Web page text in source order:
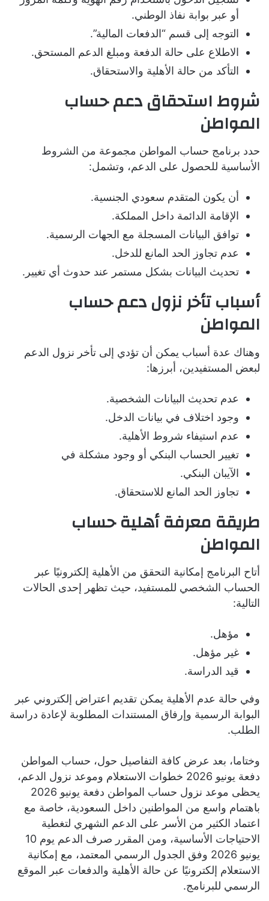
أو عبر بوابة نفاذ الوطني.
التوجه إلى قسم “الدفعات المالية”.
الاطلاع على حالة الدفعة ومبلغ الدعم المستحق.
التأكد من حالة الأهلية والاستحقاق.
شروط استحقاق دعم حساب
المواطن
حدد برنامج حساب المواطن مجموعة من الشروط
الأساسية للحصول على الدعم، وتشمل:
أن يكون المتقدم سعودي الجنسية.
الإقامة الدائمة داخل المملكة.
توافق البيانات المسجلة مع الجهات الرسمية.
عدم تجاوز الحد المانع للدخل.
تحديث البيانات بشكل مستمر عند حدوث أي تغيير.
أسباب تأخر نزول دعم حساب
المواطن
وهناك عدة أسباب يمكن أن تؤدي إلى تأخر نزول الدعم
لبعض المستفيدين، أبرزها:
عدم تحديث البيانات الشخصية.
وجود اختلاف في بيانات الدخل.
عدم استيفاء شروط الأهلية.
تغيير الحساب البنكي أو وجود مشكلة في
الآيبان البنكي.
تجاوز الحد المانع للاستحقاق.
طريقة معرفة أهلية حساب
المواطن
أتاح البرنامج إمكانية التحقق من الأهلية إلكترونيًا عبر
الحساب الشخصي للمستفيد، حيث تظهر إحدى الحالات
التالية:
مؤهل.
غير مؤهل.
قيد الدراسة.
وفي حالة عدم الأهلية يمكن تقديم اعتراض إلكتروني عبر
البوابة الرسمية وإرفاق المستندات المطلوبة لإعادة دراسة
الطلب.
وختاما، بعد عرض كافة التفاصيل حول، حساب المواطن
دفعة يونيو 2026 خطوات الاستعلام وموعد نزول الدعم،
يحظى موعد نزول حساب المواطن دفعة يونيو 2026
باهتمام واسع من المواطنين داخل السعودية، خاصة مع
اعتماد الكثير من الأسر على الدعم الشهري لتغطية
الاحتياجات الأساسية، ومن المقرر صرف الدعم يوم 10
يونيو 2026 وفق الجدول الرسمي المعتمد، مع إمكانية
الاستعلام إلكترونيًا عن حالة الأهلية والدفعات عبر الموقع
الرسمي للبرنامج.